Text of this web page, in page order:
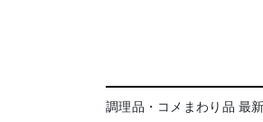
調理品・コメまわり品 最